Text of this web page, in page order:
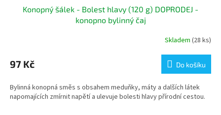
Konopný šálek - Bolest hlavy (120 g) DOPRODEJ -
konopno bylinný čaj
Skladem (28 ks)
97 Kč Do košíku
Bylinná konopná směs s obsahem meduňky, máty a dalších látek
napomajících zmírnit napětí a ulevuje bolesti hlavy přírodní cestou.